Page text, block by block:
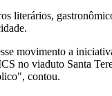
literários,
movimento a
no viaduto Santa
contou.